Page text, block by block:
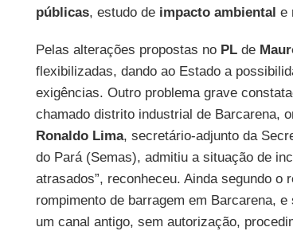
públicas, estudo de impacto ambiental e
Pelas alterações propostas no PLde
flexibilizadas, dando ao Estado a
exigências. Outro problema grave
chamado distrito industrial de Barcarena,
Ronaldo Lima, secretário-adjunto da
do Pará (Semas), admitiu a situação de
atrasados”, reconheceu. Ainda segundo o
rompimento de barragem em Barcarena,
um canal antigo, sem autorização,